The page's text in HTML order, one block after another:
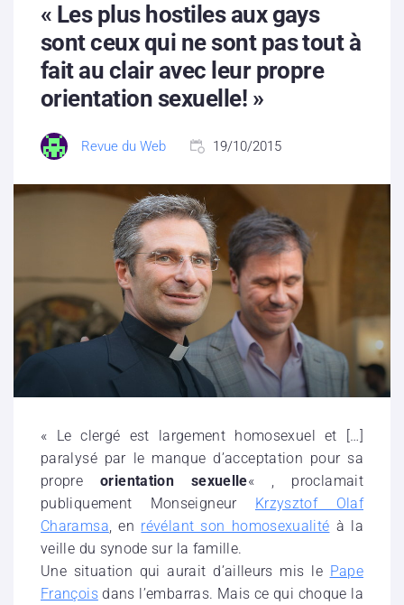
Contacts
« Les plus hostiles aux gays
sont ceux qui ne sont pas tout à
fait au clair avec leur propre
orientation sexuelle! »
Revue du Web 19/10/2015
« Le clergé est largement homosexuel et […]
paralysé par le manque d’acceptation pour sa
propreorientation sexuelle« , proclamait
publiquement Monseigneur Krzysztof Olaf
Charamsa , en révélant son homosexualité à la
veille du synode sur la famille.
Une situation qui aurait d’ailleurs mis le Pape
Françoisdans l’embarras. Mais ce qui choque la